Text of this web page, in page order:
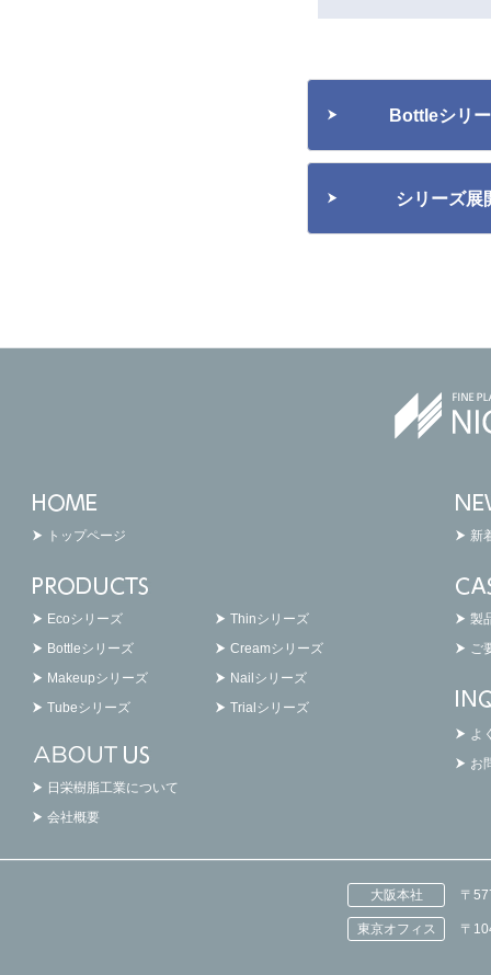
Bottleシリ
シリーズ展
トップページ
Ecoシリーズ
Thinシリーズ
Bottleシリーズ
Creamシリーズ
Makeupシリーズ
Nailシリーズ
Tubeシリーズ
Trialシリーズ
日栄樹脂工業について
会社概要
新
製
ご
よ
お
大阪本社 〒
東京オフィス 〒